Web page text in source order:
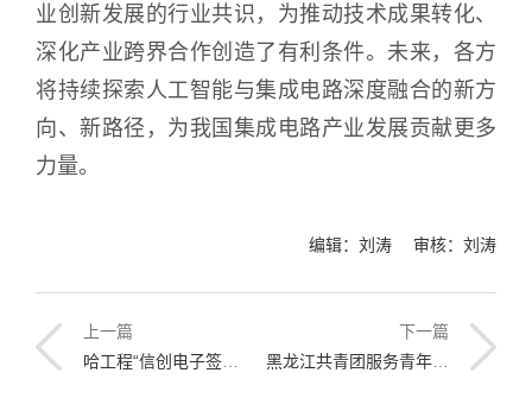
业创新发展的行业共识，为推动技术成果转化、
深化产业跨界合作创造了有利条件。未来，各方
将持续探索人工智能与集成电路深度融合的新方
向、新路径，为我国集成电路产业发展贡献更多
力量。
编辑：刘涛 审核：刘涛
上一篇
哈工程“信创电子签章赋能高校管理服务数字化创新”入选教育部2025教育信息技术应用创新优秀案例集
下一篇
黑龙江共青团服务青年“四创”竞赛训练营在哈工程举办